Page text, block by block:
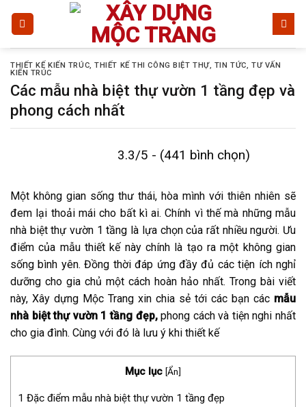
dungTHIẾT KẾ KIẾN TRÚC,THIẾT KẾ THI CÔNG BIỆT THỰ, TIN TỨC, TƯ VẤN
KIẾN TRÚC
Các mẫu nhà biệt thự vườn 1 tầng đẹp và
phong cách nhất
3.3/5 - (441 bình chọn)
Một không gian sống thư thái, hòa mình với thiên nhiên sẽ
đem lại thoải mái cho bất kì ai. Chính vì thế mà những mẫu
nhà biệt thự vườn 1 tầng là lựa chọn của rất nhiều người. Ưu
điểm của mẫu thiết kế này chính là tạo ra một không gian
sống bình yên. Đồng thời đáp ứng đầy đủ các tiện ích nghỉ
dưỡng cho gia chủ một cách hoàn hảo nhất. Trong bài viết
này, Xây dựng Mộc Trang xin chia sẻ tới các bạn các mẫu
nhà biệt thự vườn 1 tầng đẹp,phong cách và tiện nghi nhất
cho gia đình. Cùng với đó là lưu ý khi thiết kế
Mục lục [Ẩn]
1 Đặc điểm mẫu nhà biệt thự vườn 1 tầng đẹp